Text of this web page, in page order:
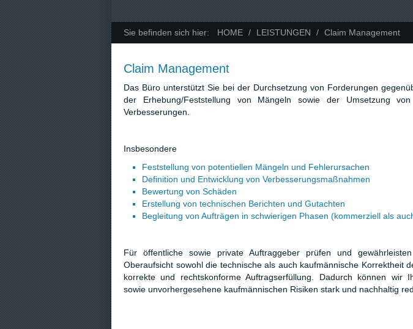
Sie befinden sich hier: HOME / LEISTUNGEN / Claim Management
Claim Management
Das Büro unterstützt Sie bei der Durchsetzung von Forderungen
der Erhebung/Feststellung von Mängeln sowie der Umsetzung
Verbesserungen.
Insbesondere
Feststellung von potentiellen Mängeln und Fehlerursachen
Definition und Entwicklung von Verbesserungsmaßnahmen
Bewertung von Schäden
Erstellung von technischen Berichten und Gutachten
Begleitung von Aufträgen in schwierigen Phasen (kommerziell als
Für öffentliche sowie private Auftraggeber prüfen und
Oberaufsicht sowohl die technische als auch kaufmännische Korrektheit
korrekte und rechtskonforme Auftragserfüllung. Dadurch können wir
sowie unvorhergesehene kaufmännischen Risiken stark und nachhaltig